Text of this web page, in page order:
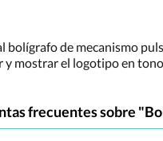
bolígrafo de mecanismo
y mostrar el logotipo en
frecuentes sobre